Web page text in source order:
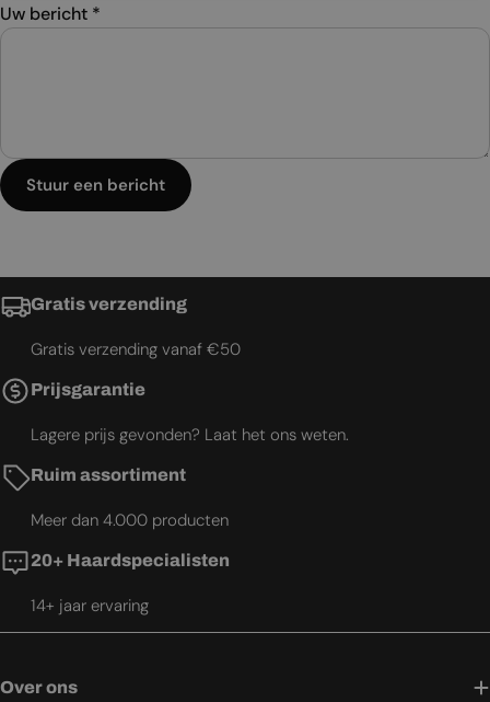
Uw bericht *
Stuur een bericht
Gratis verzending
Gratis verzending vanaf €50
Prijsgarantie
Lagere prijs gevonden? Laat het ons weten.
Ruim assortiment
Meer dan 4.000 producten
20+ Haardspecialisten
14+ jaar ervaring
Over ons